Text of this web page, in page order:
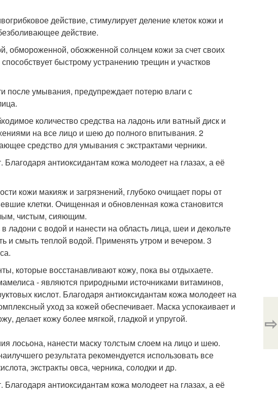
действие, стимулирует деление клеток кожи и
действие.
обмороженной, обожженной солнцем кожи за счет своих
быстрому устранению трещин и участков
после умывания, предупреждает потерю влаги с
количество средства на ладонь или ватный диск и
на все лицо и шею до полного впитывания. 2
средство для умывания с экстрактами черники.
антиоксидантам кожа молодеет на глазах, а её
кожи макияж и загрязнений, глубоко очищает поры от
клетки. Очищенная и обновленная кожа становится
чистым, сияющим.
с водой и нанести на область лица, шеи и декольте
и смыть теплой водой. Применять утром и вечером. 3
которые восстанавливают кожу, пока вы отдыхаете.
- являются природными источниками витаминов,
кислот. Благодаря антиоксидантам кожа молодеет на
уход за кожей обеспечивает. Маска успокаивает и
делает кожу более мягкой, гладкой и упругой.
лосьона, нанести маску толстым слоем на лицо и шею.
результата рекомендуется использовать все
экстракты овса, черника, солодки и др.
антиоксидантам кожа молодеет на глазах, а её
⇨